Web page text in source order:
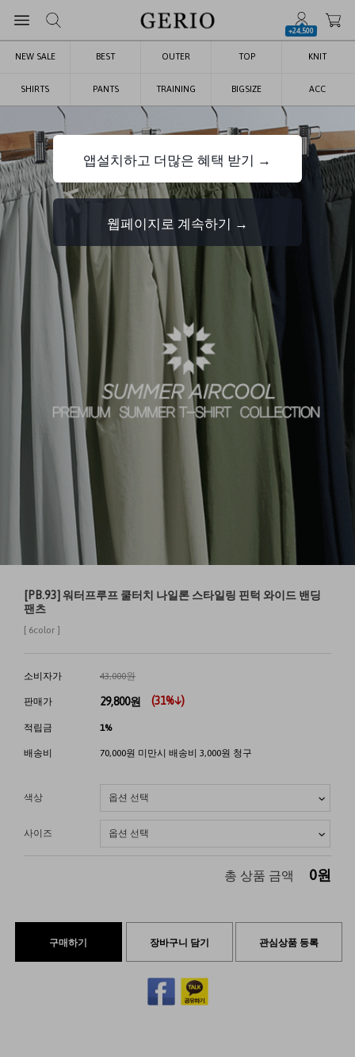
+24,500
NEW SALE BEST OUTER TOP KNIT
SHIRTS PANTS TRAINING BIGSIZE ACC
[PB.93] 워터프루프 쿨터치 나일론 스타일링 핀턱 와이드 밴딩
팬츠
[ 6color ]
소비자가 43,000원
판매가 29,800원 (31%↓)
적립금 1%
배송비 70,000원 미만시 배송비 3,000원 청구
색상
사이즈
총 상품 금액 0원
구매하기 장바구니 담기 관심상품 등록
앱설치하고 더많은 혜택 받기 →
웹페이지로 계속하기 →